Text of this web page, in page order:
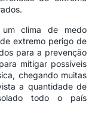
clima de medo
extremo perigo de
para a prevenção
mitigar possíveis
chegando muitas
a quantidade de
todo o país